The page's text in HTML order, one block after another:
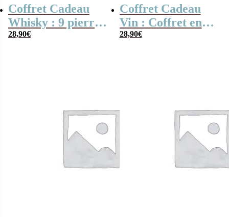
Coffret Cadeau
Whisky : 9 pierres
dans une boîte
28,90€
Coffret Cadeau
Vin : Coffret en
liège personnalisé
28,90€